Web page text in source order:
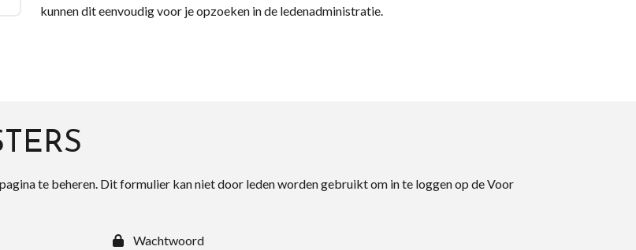
kunnen dit eenvoudig voor je opzoeken in de ledenadministratie.
te beheren. Dit formulier kan niet door leden worden gebruikt om in te loggen op de Voor
Wachtwoord